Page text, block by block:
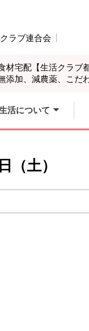
ラブ連合会
材宅配【生活クラブ
添加、減農薬、こだ
活について
土）